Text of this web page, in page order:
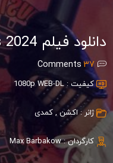
دانلود فیلم Brothers 2024
37
Comments
کیفیت : 1080p WEB-DL
ژانر : اکشن,کمدی
کارگردان : Max Barbakow